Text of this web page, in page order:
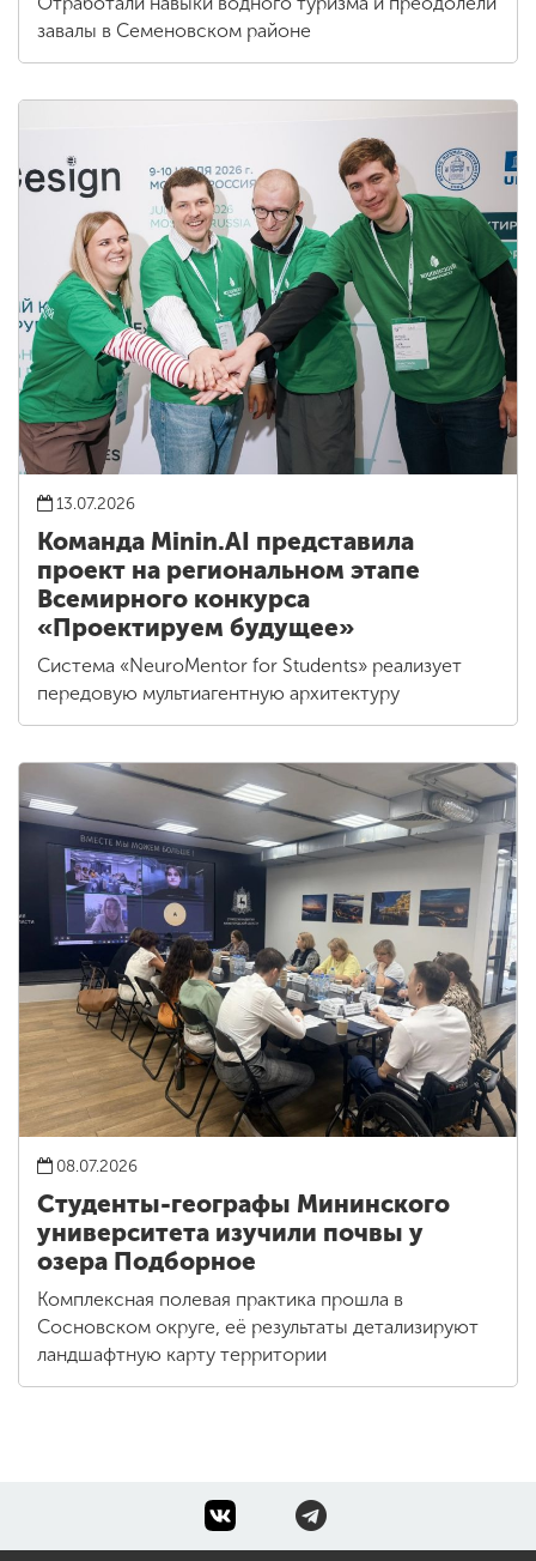
завалы в Семеновском районе
13.07.2026
Команда Minin.AI представила
проект на региональном этапе
Всемирного конкурса
«Проектируем будущее»
Система «NeuroMentor for Students» реализует
передовую мультиагентную архитектуру
08.07.2026
Студенты-географы Мининского
университета изучили почвы у
озера Подборное
Комплексная полевая практика прошла в
Сосновском округе, её результаты детализируют
ландшафтную карту территории